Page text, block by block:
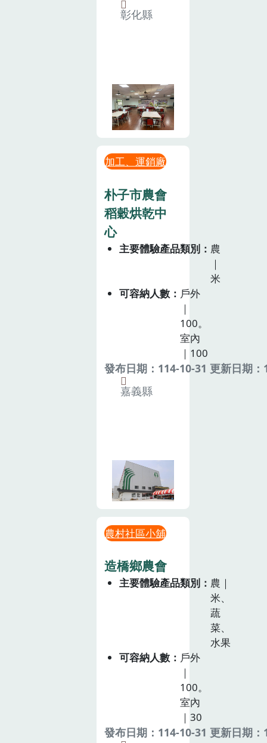
彰化縣
加工、運銷廠
朴子市農會
稻穀烘乾中
心
主要體驗產品類別
農
｜
米
可容納人數
戶外
｜
100。
室內
｜100
發布日期：114-10-31 更新日期
嘉義縣
農村社區小舖
造橋鄉農會
主要體驗產品類別
農｜
米、
蔬
菜、
水果
可容納人數
戶外
｜
100。
室內
｜30
發布日期：114-10-31 更新日期